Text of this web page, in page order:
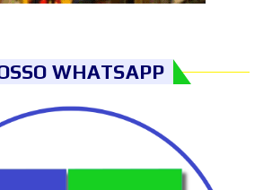
WHATSAPP